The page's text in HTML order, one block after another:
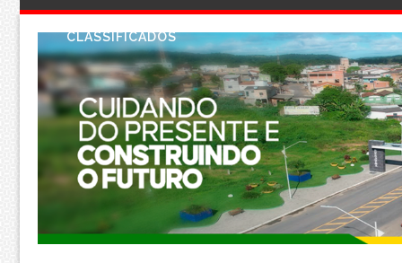
CLASSIFICADOS